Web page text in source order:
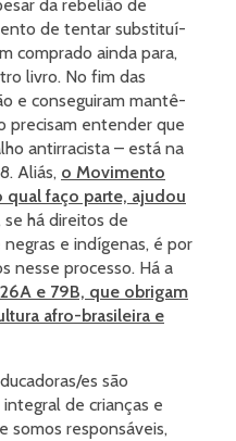
da rebelião de
de tentar substituí-
comprado ainda para,
livro. No fim das
e conseguiram mantê-
precisam entender que
antirracista – está na
Aliás, o Movimento
qual faço parte, ajudou
se há direitos de
e indígenas, é por
nesse processo. Há a
e 79B, que obrigam
afro-brasileira e
es são
de crianças e
somos responsáveis,